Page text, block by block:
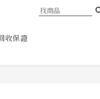
收保證